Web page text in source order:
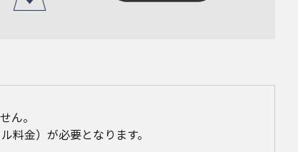
ん。
料金）が必要となります。